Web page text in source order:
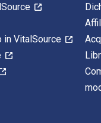
in VitalSource